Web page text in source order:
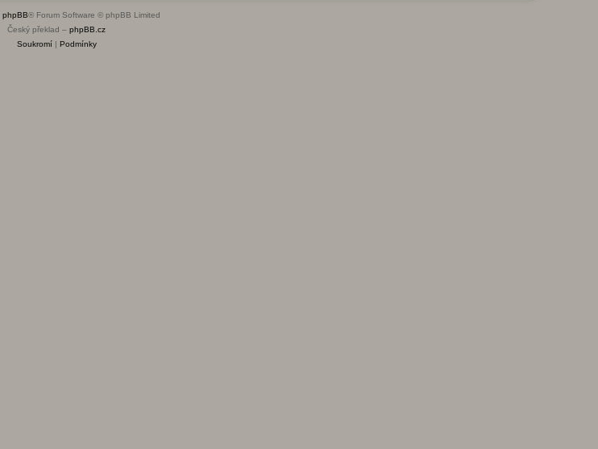
phpBB® Forum Software © phpBB Limited
Český překlad – phpBB.cz
Soukromí| Podmínky